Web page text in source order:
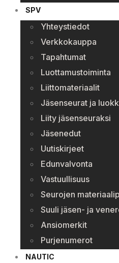
SPV
Yhteystiedot
Verkkokauppa
Tapahtumat
Luottamustoiminta
Liittomateriaalit
Jäsenseurat ja
Liity jäsenseuraksi
Jäsenedut
Uutiskirjeet
Edunvalvonta
Vastuullisuus
Seurojen
Suuli jäsen- ja
Ansiomerkit
Purjenumerot
NAUTIC